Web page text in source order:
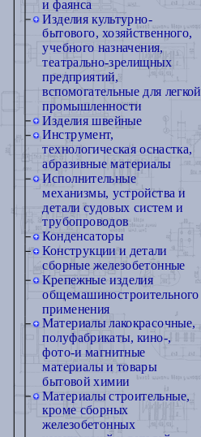
и фаянса
Изделия культурно-
бытового, хозяйственного,
учебного назначения,
театрально-зрелищных
предприятий,
вспомогательные для легкой
промышленности
Изделия швейные
Инструмент,
технологическая оснастка,
абразивные материалы
Исполнительные
механизмы, устройства и
детали судовых систем и
трубопроводов
Конденсаторы
Конструкции и детали
сборные железобетонные
Крепежные изделия
общемашиностроительного
применения
Материалы лакокрасочные,
полуфабрикаты, кино-,
фото-и магнитные
материалы и товары
бытовой химии
Материалы строительные,
кроме сборных
железобетонных